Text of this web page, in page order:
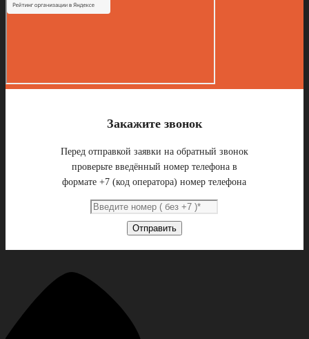
Закажите звонок
Перед отправкой заявки на обратный звонок
проверьте введённый номер телефона в
формате +7 (код оператора) номер телефона
Отправить